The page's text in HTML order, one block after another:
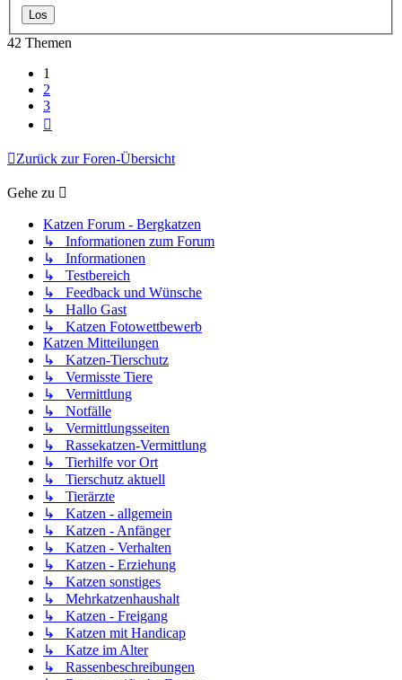
42 Themen
1
2
3
Zurück zur Foren-Übersicht
Gehe zu
Katzen Forum - Bergkatzen
↳ Informationen zum Forum
↳ Informationen
↳ Testbereich
↳ Feedback und Wünsche
↳ Hallo Gast
↳ Katzen Fotowettbewerb
Katzen Mitteilungen
↳ Katzen-Tierschutz
↳ Vermisste Tiere
↳ Vermittlung
↳ Notfälle
↳ Vermittlungsseiten
↳ Rassekatzen-Vermittlung
↳ Tierhilfe vor Ort
↳ Tierschutz aktuell
↳ Tierärzte
↳ Katzen - allgemein
↳ Katzen - Anfänger
↳ Katzen - Verhalten
↳ Katzen - Erziehung
↳ Katzen sonstiges
↳ Mehrkatzenhaushalt
↳ Katzen - Freigang
↳ Katzen mit Handicap
↳ Katze im Alter
↳ Rassenbeschreibungen